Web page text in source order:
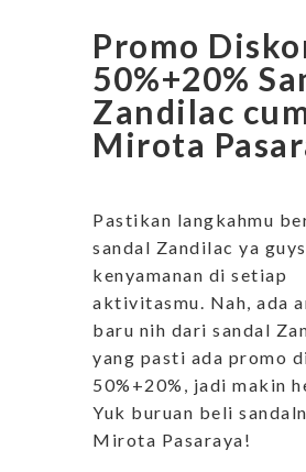
Promo
50%+20%
Zandilac
Mirota
Pastikan langkahmu
sandal Zandilac ya
kenyamanan di setiap
aktivitasmu. Nah, ada
baru nih dari sandal
yang pasti ada promo
50%+20%, jadi makin
Yuk buruan beli
Mirota Pasaraya!